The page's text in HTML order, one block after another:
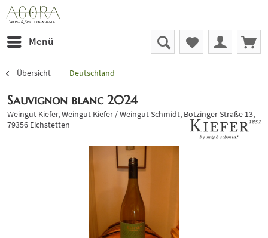
Menü
Übersicht Deutschland
Sauvignon blanc 2024
Weingut Kiefer, Weingut Kiefer / Weingut Schmidt, Bötzinger Straße 13,
79356 Eichstetten